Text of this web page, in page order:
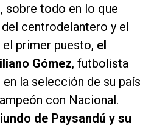
, sobre todo en lo que
centrodelantero y el
primer puesto, el
Gómez, futbolista
la selección de su país
con Nacional.
de Paysandú y su